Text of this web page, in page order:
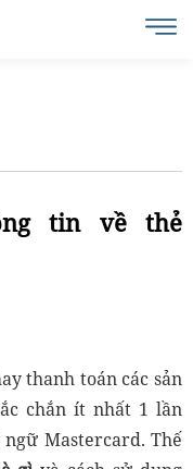
tin về thẻ
thanh toán các sản
chắn ít nhất 1 lần
Mastercard. Thế